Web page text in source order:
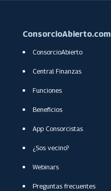
ConsorcioAbierto.com
ConsorcioAbierto
Central Finanzas
Funciones
Beneficios
App Consorcistas
¿Sos vecino?
Webinars
Preguntas frecuentes